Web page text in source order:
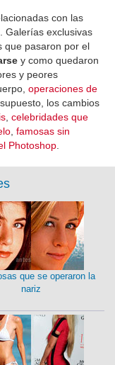
con las
Galerías exclusivas
que pasaron por el
y como quedaron
y peores
operaciones de
los cambios
celebridades que
famosas sin
Photoshop
que se operaron la
nariz